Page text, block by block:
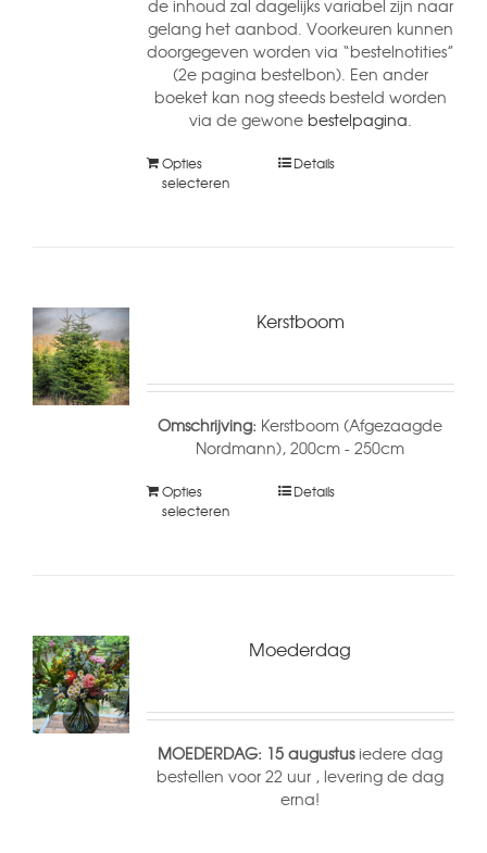
de inhoud zal dagelijks variabel zijn naar
gelang het aanbod. Voorkeuren kunnen
doorgegeven worden via “bestelnotities”
(2e pagina bestelbon). Een ander
boeket kan nog steeds besteld worden
via de gewone bestelpagina.
Opties
selecteren
Details
Kerstboom
Omschrijving: Kerstboom (Afgezaagde
Nordmann), 200cm - 250cm
Opties
selecteren
Details
Moederdag
MOEDERDAG: 15 augustusiedere dag
bestellen voor 22 uur , levering de dag
erna!